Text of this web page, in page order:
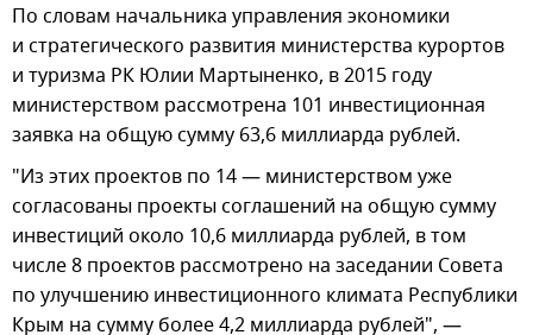
По словам начальника управления экономики
и стратегического развития министерства курортов
и туризма РК Юлии Мартыненко, в 2015 году
министерством рассмотрена 101 инвестиционная
заявка на общую сумму 63,6 миллиарда рублей.
"Из этих проектов по 14 — министерством уже
согласованы проекты соглашений на общую сумму
инвестиций около 10,6 миллиарда рублей, в том
числе 8 проектов рассмотрено на заседании Совета
по улучшению инвестиционного климата Республики
Крым на сумму более 4,2 миллиарда рублей", —